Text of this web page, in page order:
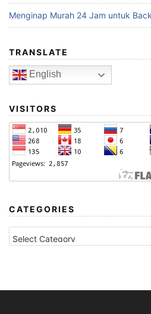
Menginap Murah 24 Jam untuk
TRANSLATE
English
VISITORS
CATEGORIES
CATEGORIES